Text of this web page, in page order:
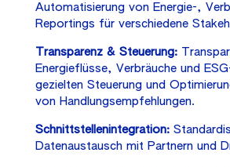
Automatisierung von Energie-,
Reportings für verschiedene
Transparenz & Steuerung:
Energieflüsse, Verbräuche und
gezielten Steuerung und
von Handlungsempfehlungen.
Schnittstellenintegration:
Datenaustausch mit Partnern und